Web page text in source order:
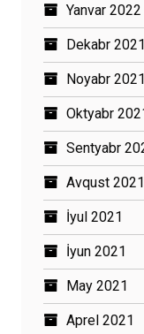
Yanvar 2022
Dekabr 2021
Noyabr 2021
Oktyabr
Sentyabr
Avqust 2021
İyul 2021
İyun 2021
May 2021
Aprel 2021